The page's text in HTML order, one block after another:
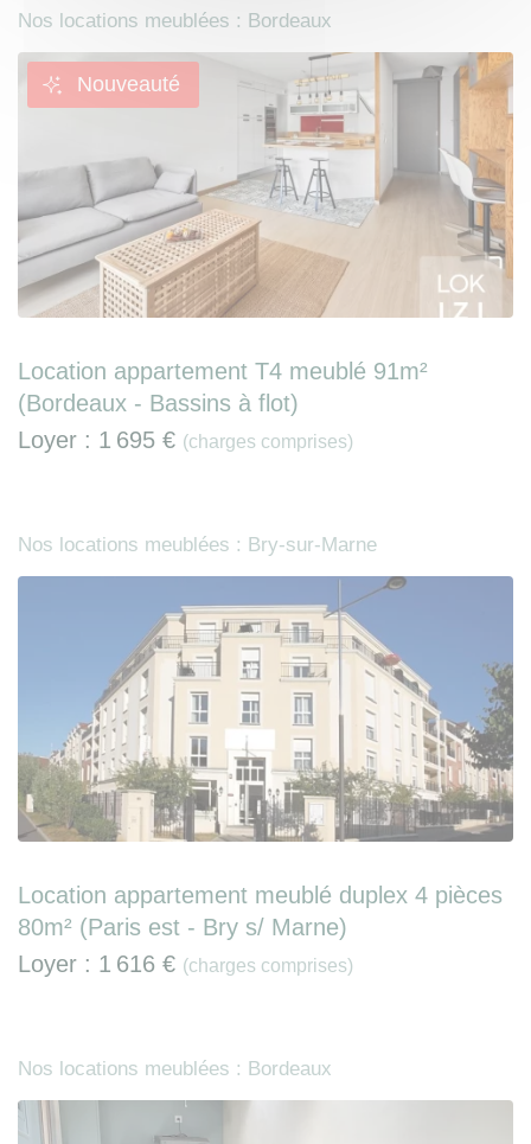
Nos locations meublées : Bordeaux
Nouveauté
Location appartement T4 meublé 91m²
(Bordeaux - Bassins à flot)
Loyer : 1 695 € (charges comprises)
Nos locations meublées : Bry-sur-Marne
Location appartement meublé duplex 4 pièces
80m² (Paris est - Bry s/ Marne)
Loyer : 1 616 € (charges comprises)
Nos locations meublées : Bordeaux